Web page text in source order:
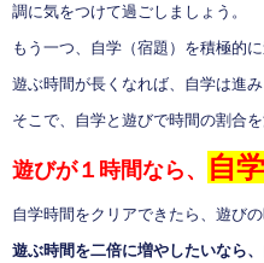
調に気をつけて過ごしましょう。
もう一つ、自学（宿題）を積極的に
遊ぶ時間が長くなれば、自学は進み
そこで、自学と遊びで時間の割合を
遊びが１時間なら、 自
自学時間をクリアできたら、遊びの
遊ぶ時間を二倍に増やしたいなら